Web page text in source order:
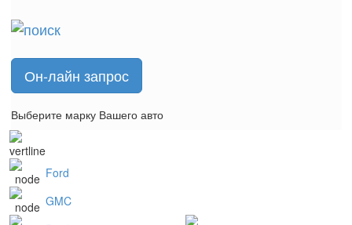
Он-лайн запрос
Выберите марку Вашего авто
Ford
GMC